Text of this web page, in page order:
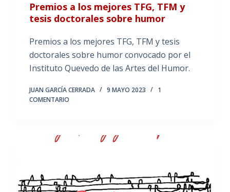
Premios a los mejores TFG, TFM y
tesis doctorales sobre humor
Premios a los mejores TFG, TFM y tesis
doctorales sobre humor convocado por el
Instituto Quevedo de las Artes del Humor.
JUAN GARCÍA CERRADA 9 MAYO 2023
1
COMENTARIO